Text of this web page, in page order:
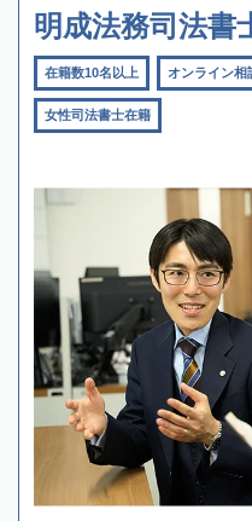
明成法務司法書
在籍数10名以上 オンライン相
女性司法書士在籍